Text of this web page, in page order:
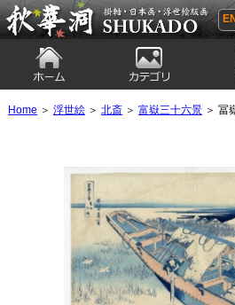
秋華洞 SHUKADO 掛軸・日本画・浮世
EN
Home ＞ 浮世絵＞ 北斎＞ 富嶽三十六景＞ 冨